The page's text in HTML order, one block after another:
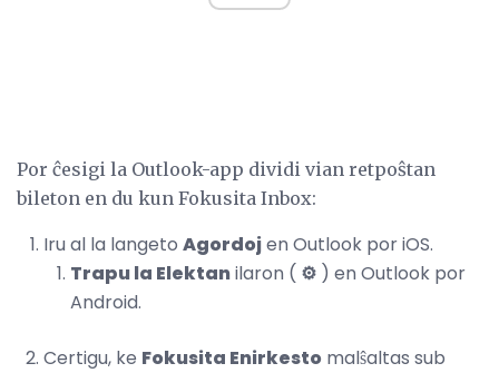
Por ĉesigi la Outlook-app dividi vian retpoŝtan
bileton en du kun Fokusita Inbox:
Iru al la langeto Agordojen Outlook por iOS.
Trapu la Elektanilaron ( ⚙️ ) en Outlook por
Android.
Certigu, ke Fokusita Enirkesto malŝaltas sub